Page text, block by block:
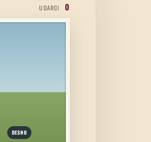
UDARCI 0
DESNO